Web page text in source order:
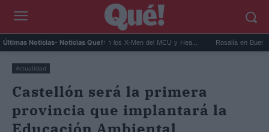
Últimas Noticias- Noticias Que!:
Kit Connor será Cíclope en los X-Men del MCU y Hea... Rosalía en Buenos
Actualidad
Castellón será la primera
provincia que implantará la